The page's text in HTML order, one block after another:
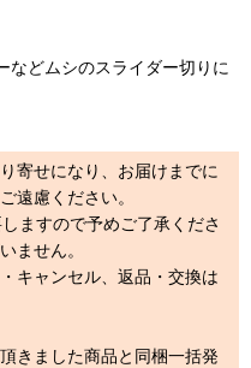
などムシのスライダー切りに
寄せになり、お届けまでに
遠慮ください。
ますので予めご了承くださ
ません。
キャンセル、返品・交換は
きました商品と同梱一括発